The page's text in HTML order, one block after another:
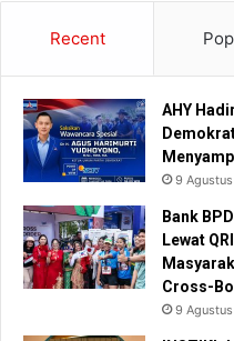
Recent
AHY
9
Bank
Lewat
Cross-
9